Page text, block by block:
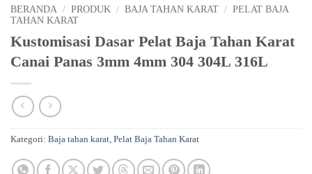
BERANDA / PRODUK / BAJA TAHAN KARAT / PELAT BAJA
TAHAN KARAT
Kustomisasi Dasar Pelat Baja Tahan Karat
Canai Panas 3mm 4mm 304 304L 316L
Kategori: Baja tahan karat, Pelat Baja Tahan Karat